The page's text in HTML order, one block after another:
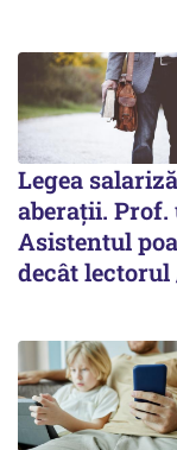
Legea
aberații. Prof.
Asistentul
decât lectorul